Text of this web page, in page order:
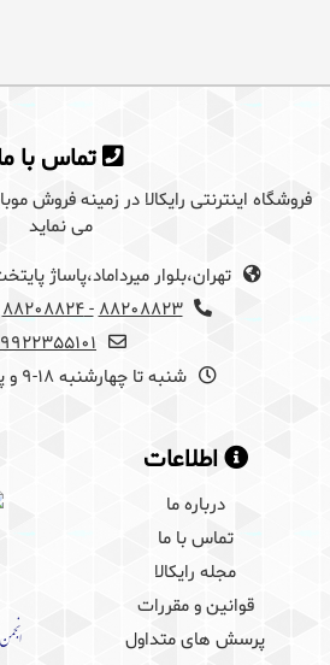
تماس با
فروشگاه اینترنتی رایکالا در زمینه فروش
می نماید
تهران،بلوار میرداماد،پاساژ پایتخت،طبقه
88208823
- 88208824
شنبه تا چهارشنبه 18-9 و پنج شنبه 14-9
اطلاعات
درباره ما
تماس با ما
مجله رایکالا
قوانین و مقررات
پرسش های متداول